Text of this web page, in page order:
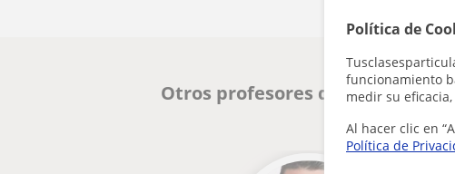
Política de
funcionamiento
medir su
Al hacer clic en
Política de
Otros profesores de Castellano